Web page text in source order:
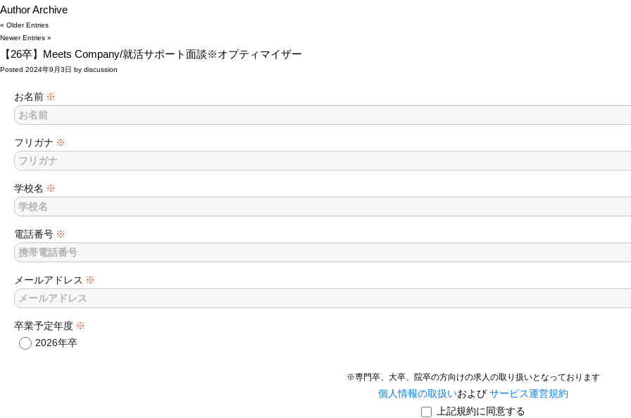
Author Archive
« Older Entries
Newer Entries »
【26卒】Meets Company/就活サポート面談※オプティマイザー
Posted 2024年9月3日 by discussion
お名前 ※
フリガナ ※
学校名 ※
電話番号 ※
メールアドレス ※
卒業予定年度 ※
2026年卒
※専門卒、大卒、院卒の方向けの求人の取り扱いとなっております
個人情報の取扱いおよび サービス運営規約
上記規約に同意する